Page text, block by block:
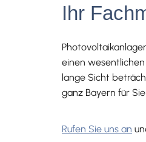
Ihr
einen
lange Sicht
ganz Bayern für
Rufen Sie uns an